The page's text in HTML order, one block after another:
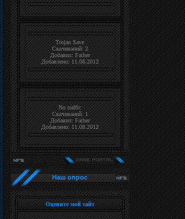
Trojan Save
Скачиваний: 2
Добавил: Father
Добавлено: 11.08.2012
No traffic
Скачиваний: 1
Добавил: Father
Добавлено: 11.08.2012
Наш опрос
Оцените мой сайт